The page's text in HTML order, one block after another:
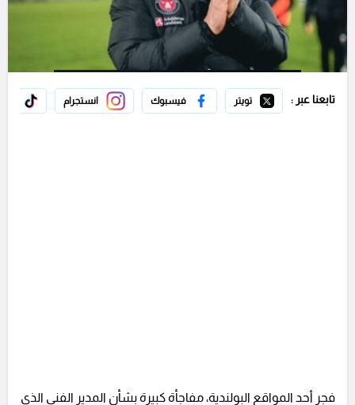
تابعنا عبر : تويتر فيسبوك انستجرام
فجر أحد المواقع البولندية، مفاجأة كبيرة بشأن المدير الفني الذي